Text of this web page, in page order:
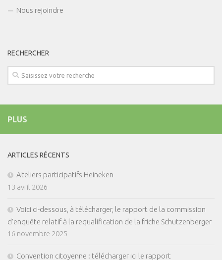
Nous rejoindre
RECHERCHER
PLUS
ARTICLES RÉCENTS
Ateliers participatifs Heineken
13 avril 2026
Voici ci-dessous, à télécharger, le rapport de la commission
d’enquête relatif à la requalification de la friche Schutzenberger
16 novembre 2025
Convention citoyenne : télécharger ici le rapport